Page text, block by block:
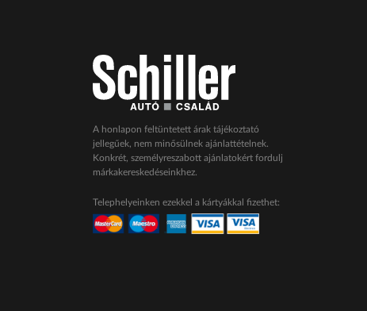
A honlapon feltüntetett árak tájékoztató
jellegűek, nem minősülnek ajánlattételnek.
Konkrét, személyreszabott ajánlatokért fordulj
márkakereskedéseinkhez.
Telephelyeinken ezekkel a kártyákkal fizethet: